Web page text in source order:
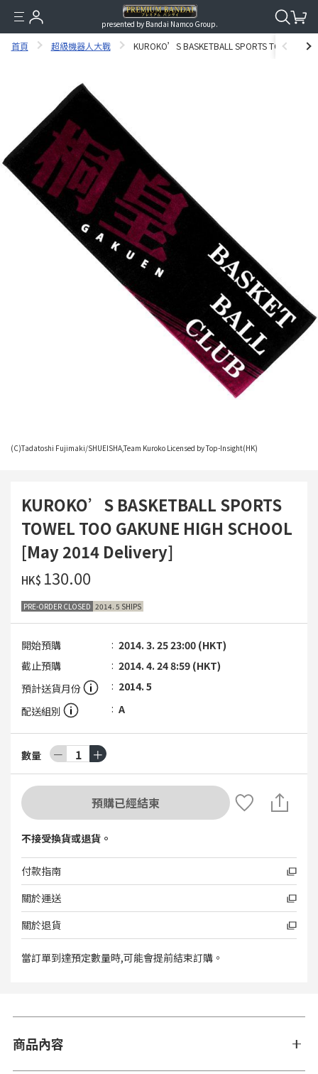
presented by Bandai Namco Group.
首頁 超級機器人大戰 KUROKO’S BASKETBALL SPORTS TOWEL
(C)Tadatoshi Fujimaki/SHUEISHA,Team Kuroko Licensed by Top-Insight(HK)
KUROKO’S BASKETBALL SPORTS
TOWEL TOO GAKUNE HIGH SCHOOL
[May 2014 Delivery]
HK$ ‌130.00
PRE-ORDER CLOSED 2014. 5 SHIPS
開始預購
2014. 3. 25 23:00 (HKT)
截止預購
2014. 4. 24 8:59 (HKT)
預計送貨月份
2014. 5
配送組別
A
數量 － 1 ＋
預購已經結束
不接受換貨或退貨。
付款指南
關於運送
關於退貨
當訂單到達預定數量時,可能會提前結束訂購。
商品內容